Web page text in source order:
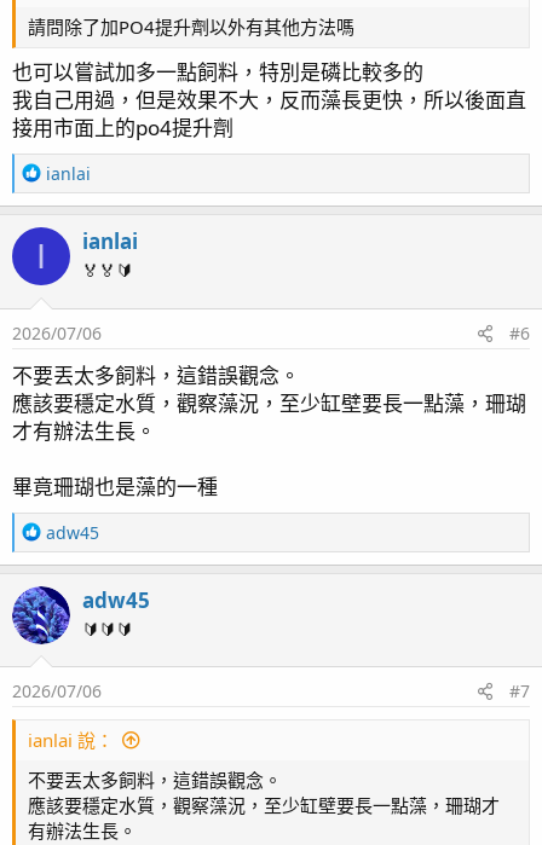
請問除了加PO4提升劑以外有其他方法嗎
也可以嘗試加多一點飼料，特別是磷比較多的
我自己用過，但是效果不大，反而藻長更快，所以後面直
接用市面上的po4提升劑
R
e
i
o
n
：
ianlai
I ianlai
🏅🏅🔰
2026/07/06 #6
不要丟太多飼料，這錯誤觀念。
應該要穩定水質，觀察藻況，至少缸壁要長一點藻，珊瑚
才有辦法生長。
畢竟珊瑚也是藻的一種
R
e
c
t
i
o
n
：
adw45
adw45
🔰🔰🔰
2026/07/06 #7
ianlai 說：
不要丟太多飼料，這錯誤觀念。
應該要穩定水質，觀察藻況，至少缸壁要長一點藻，珊瑚才
有辦法生長。